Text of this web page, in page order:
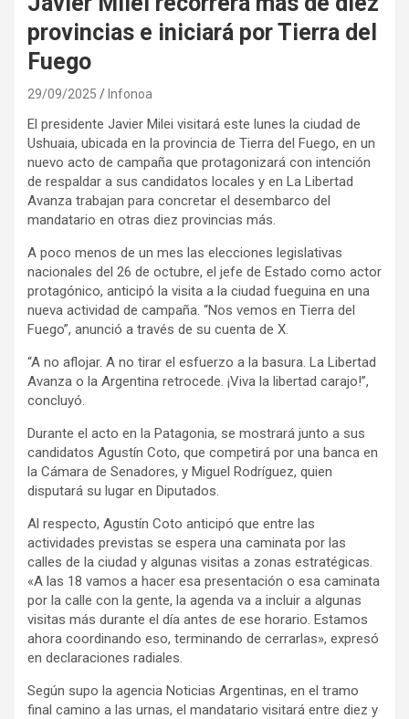
provincias e iniciará por Tierra del
Fuego
29/09/2025 Infonoa
El presidente Javier Milei visitará este lunes la ciudad de
Ushuaia, ubicada en la provincia de Tierra del Fuego, en un
nuevo acto de campaña que protagonizará con intención
de respaldar a sus candidatos locales y en La Libertad
Avanza trabajan para concretar el desembarco del
mandatario en otras diez provincias más.
A poco menos de un mes las elecciones legislativas
nacionales del 26 de octubre, el jefe de Estado como actor
protagónico, anticipó la visita a la ciudad fueguina en una
nueva actividad de campaña. “Nos vemos en Tierra del
Fuego”, anunció a través de su cuenta de X.
“A no aflojar. A no tirar el esfuerzo a la basura. La Libertad
Avanza o la Argentina retrocede. ¡Viva la libertad carajo!”,
concluyó.
Durante el acto en la Patagonia, se mostrará junto a sus
candidatos Agustín Coto, que competirá por una banca en
la Cámara de Senadores, y Miguel Rodríguez, quien
disputará su lugar en Diputados.
Al respecto, Agustín Coto anticipó que entre las
actividades previstas se espera una caminata por las
calles de la ciudad y algunas visitas a zonas estratégicas.
«A las 18 vamos a hacer esa presentación o esa caminata
por la calle con la gente, la agenda va a incluir a algunas
visitas más durante el día antes de ese horario. Estamos
ahora coordinando eso, terminando de cerrarlas», expresó
en declaraciones radiales.
Según supo la agencia Noticias Argentinas, en el tramo
final camino a las urnas, el mandatario visitará entre diez y